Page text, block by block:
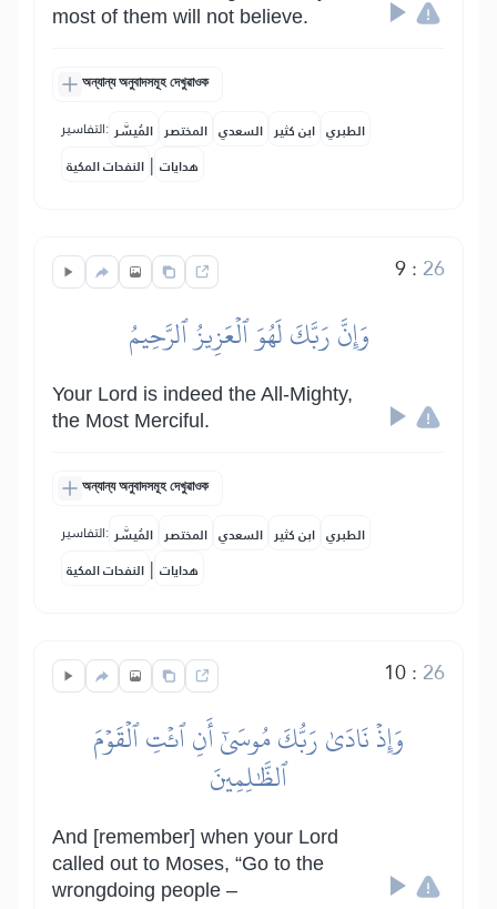
most of them will not believe.
অন্যান্য অনুবাদসমূহ দেখুৱাওক
التفاسير: المُيسَّر المختصر السعدي ابن كثير الطبري
النفحات المكية | هدايات
9: 26
وَإِنَّ رَبَّكَ لَهُوَ ٱلۡعَزِيزُ ٱلرَّحِيمُ
Your Lord is indeed the All-Mighty,
the Most Merciful.
অন্যান্য অনুবাদসমূহ দেখুৱাওক
التفاسير: المُيسَّر المختصر السعدي ابن كثير الطبري
النفحات المكية | هدايات
10: 26
وَإِذۡ نَادَىٰ رَبُّكَ مُوسَىٰٓ أَنِ ٱئۡتِ ٱلۡقَوۡمَ
ٱلظَّٰلِمِينَ
And [remember] when your Lord
called out to Moses, “Go to the
wrongdoing people –